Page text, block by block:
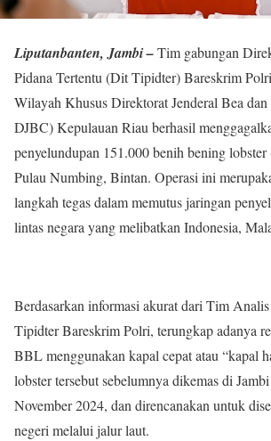
Liputanbanten, Jambi –Tim gabungan
Pidana Tertentu (Dit Tipidter) Bareskrim
Wilayah Khusus Direktorat Jenderal Bea
DJBC) Kepulauan Riau berhasil
penyelundupan 151.000 benih bening
Pulau Numbing, Bintan. Operasi ini
langkah tegas dalam memutus jaringan
lintas negara yang melibatkan Indonesia,
Berdasarkan informasi akurat dari Tim
Tipidter Bareskrim Polri, terungkap adanya
BBL menggunakan kapal cepat atau “kapal
lobster tersebut sebelumnya dikemas di
November 2024, dan direncanakan untuk
negeri melalui jalur laut.